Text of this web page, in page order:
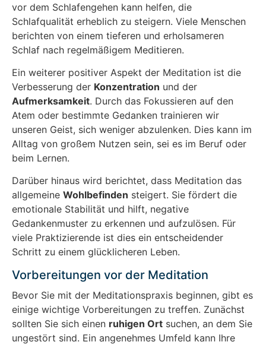
vor dem Schlafengehen kann helfen, die
Schlafqualität erheblich zu steigern. Viele Menschen
berichten von einem tieferen und erholsameren
Schlaf nach regelmäßigem Meditieren.
Ein weiterer positiver Aspekt der Meditation ist die
Verbesserung der Konzentration und der
Aufmerksamkeit. Durch das Fokussieren auf den
Atem oder bestimmte Gedanken trainieren wir
unseren Geist, sich weniger abzulenken. Dies kann im
Alltag von großem Nutzen sein, sei es im Beruf oder
beim Lernen.
Darüber hinaus wird berichtet, dass Meditation das
allgemeine Wohlbefinden steigert. Sie fördert die
emotionale Stabilität und hilft, negative
Gedankenmuster zu erkennen und aufzulösen. Für
viele Praktizierende ist dies ein entscheidender
Schritt zu einem glücklicheren Leben.
Vorbereitungen vor der Meditation
Bevor Sie mit der Meditationspraxis beginnen, gibt es
einige wichtige Vorbereitungen zu treffen. Zunächst
sollten Sie sich einen ruhigen Ort suchen, an dem Sie
ungestört sind. Ein angenehmes Umfeld kann Ihre